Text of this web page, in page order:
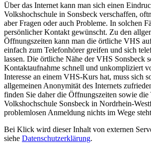
Über das Internet kann man sich einen
Volkshochschule in Sonsbeck verschaffen,
aber Fragen oder auch Probleme. In solchen
persönlicher Kontakt gewünscht. Zu den
Öffnungszeiten kann man die örtliche VHS
einfach zum Telefonhörer greifen und sich
lassen. Die örtliche Nähe der VHS Sonsbeck
Kontaktaufnahme schnell und unkompliziert
Interesse an einem VHS-Kurs hat, muss sich
allgemeinen Anonymität des Internets
finden Sie daher die Öffnungszeiten sowie
Volkshochschule Sonsbeck in Nordrhein-
problemlosen Anmeldung nichts im Wege
Bei Klick wird dieser Inhalt von externen
siehe Datenschutzerklärung.